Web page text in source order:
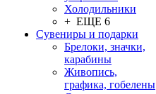
Холодильники
+ ЕЩЕ 6
Сувениры и подарки
Брелоки, значки,
карабины
Живопись,
графика, гобелены